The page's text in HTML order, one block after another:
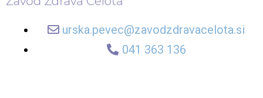
urska.pevec@zavodzdravacelota.si
041 363 136